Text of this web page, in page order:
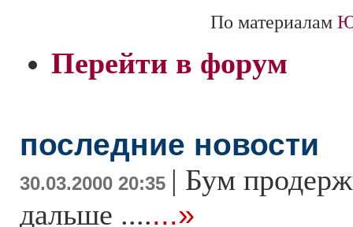
По материалам
Перейти в форум
последние новости
30.03.2000 20:35 | Бум
дальше .......»